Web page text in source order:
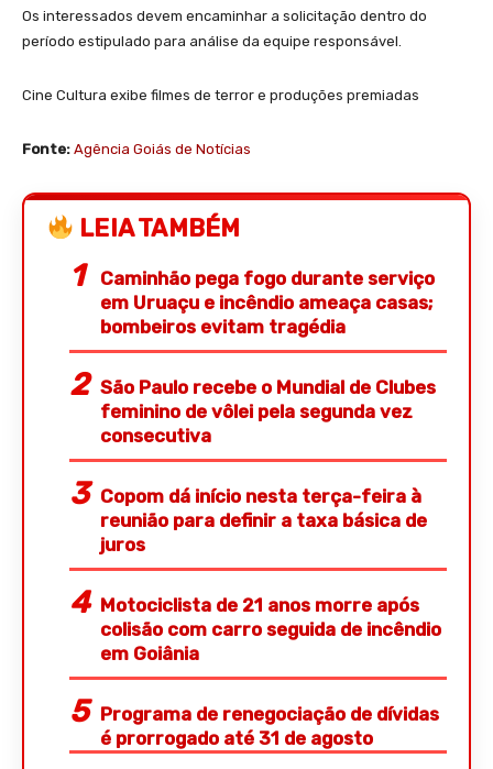
Os interessados devem encaminhar a solicitação dentro do
período estipulado para análise da equipe responsável.
Cine Cultura exibe filmes de terror e produções premiadas
Fonte: Agência Goiás de Notícias
LEIA TAMBÉM
Caminhão pega fogo durante serviço
em Uruaçu e incêndio ameaça casas;
bombeiros evitam tragédia
São Paulo recebe o Mundial de Clubes
feminino de vôlei pela segunda vez
consecutiva
Copom dá início nesta terça-feira à
reunião para definir a taxa básica de
juros
Motociclista de 21 anos morre após
colisão com carro seguida de incêndio
em Goiânia
Programa de renegociação de dívidas
é prorrogado até 31 de agosto